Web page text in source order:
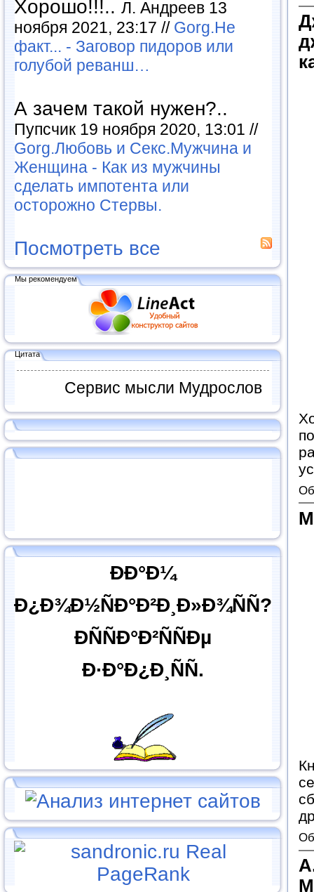
Хорошо!!!.. Л. Андреев 13
ноября 2021, 23:17 // Gorg.Не
факт... - Заговор пидоров или
голубой реванш…
А зачем такой нужен?..
Пупсчик 19 ноября 2020, 13:01 //
Gorg.Любовь и Секс.Мужчина и
Женщина - Как из мужчины
сделать импотента или
осторожно Стервы.
Посмотреть все
Мы рекомендуем
Цитата
Сервис мысли Мудрослов
ÐÐ°Ð¼
Ð¿Ð¾Ð½ÑÐ°Ð²Ð¸Ð»Ð¾ÑÑ?
ÐÑÑÐ°Ð²ÑÑÐµ
Ð·Ð°Ð¿Ð¸ÑÑ.